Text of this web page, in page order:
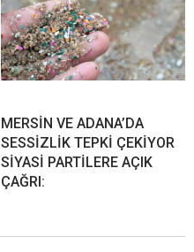
MERSİN VE ADANA’DA
SESSİZLİK TEPKİ ÇEKİYOR
SİYASİ PARTİLERE AÇIK
ÇAĞRI: